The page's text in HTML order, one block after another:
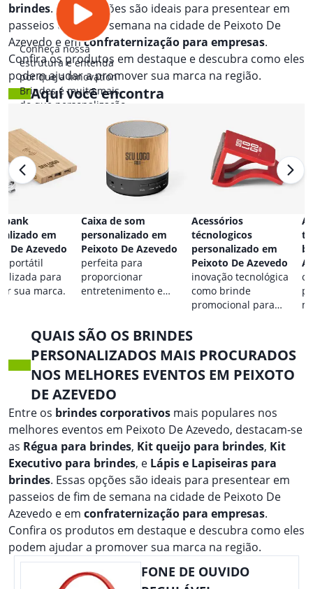
Conheça nossa
estrutura e entenda
por que a Innovation
Brindes é muito mais
do que personalização.
brindes. Essas opções são ideais para presentear em
passeios de fim de semana na cidade de Peixoto De
Azevedo e emconfraternização para empresas.
Confira os produtos em destaque e descubra como eles
podem ajudar a promover sua marca na região.
Aqui você encontra
bank
em
De Azevedo
portátil
para
sua marca.
Caixa de som
personalizado em
Peixoto De Azevedo
perfeita para
proporcionar
entretenimento e
Acessórios
técnologicos
personalizado em
Peixoto De Azevedo
inovação tecnológica
como brinde
promocional para
QUAIS SÃO OS BRINDES
PERSONALIZADOS MAIS PROCURADOS
NOS MELHORES EVENTOS EM PEIXOTO
DE AZEVEDO
Entre os brindes corporativos mais populares nos
melhores eventos em Peixoto De Azevedo, destacam-se
as Régua para brindes, Kit queijo para brindes, Kit
Executivo para brindes, e Lápis e Lapiseiras para
brindes. Essas opções são ideais para presentear em
passeios de fim de semana na cidade de Peixoto De
Azevedo e em confraternização para empresas.
Confira os produtos em destaque e descubra como eles
podem ajudar a promover sua marca na região.
FONE DE OUVIDO